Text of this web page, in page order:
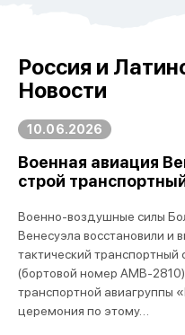
Россия и
Новости
10.06.2026
Военная авиация
строй
Военно-воздушные силы
Венесуэла восстановили и
тактический
(бортовой номер AMB-
транспортной авиагруппы
церемония по этому…